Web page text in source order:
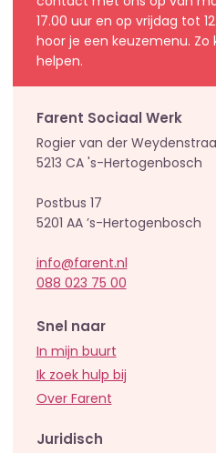
17.00 uur en op vrijdag tot
hoor je een keuzemenu. Zo
helpen.
Farent Sociaal Werk
Rogier van der
5213 CA 's-Hertogenbosch
Postbus 17
5201 AA ’s-Hertogenbosch
info@farent.nl
088 023 75 00
Snel naar
In mijn buurt
Ik zoek hulp bij
Over Farent
Juridisch